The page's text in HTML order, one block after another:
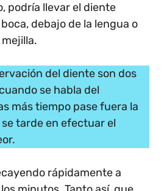
podría llevar el diente
debajo de la lengua o
del diente son dos
se habla del
más tiempo pase fuera la
tarde en efectuar el
rápidamente a